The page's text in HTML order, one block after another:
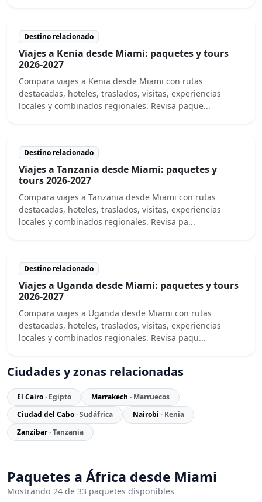
Destino relacionado
Viajes a Kenia desde Miami: paquetes y tours
2026-2027
Compara viajes a Kenia desde Miami con rutas
destacadas, hoteles, traslados, visitas, experiencias
locales y combinados regionales. Revisa paque...
Destino relacionado
Viajes a Tanzania desde Miami: paquetes y
tours 2026-2027
Compara viajes a Tanzania desde Miami con rutas
destacadas, hoteles, traslados, visitas, experiencias
locales y combinados regionales. Revisa pa...
Destino relacionado
Viajes a Uganda desde Miami: paquetes y tours
2026-2027
Compara viajes a Uganda desde Miami con rutas
destacadas, hoteles, traslados, visitas, experiencias
locales y combinados regionales. Revisa paqu...
Ciudades y zonas relacionadas
El Cairo· Egipto Marrakech · Marruecos
Ciudad del Cabo· Sudáfrica Nairobi · Kenia
Zanzíbar· Tanzania
Paquetes a África desde Miami
Mostrando 24 de 33 paquetes disponibles